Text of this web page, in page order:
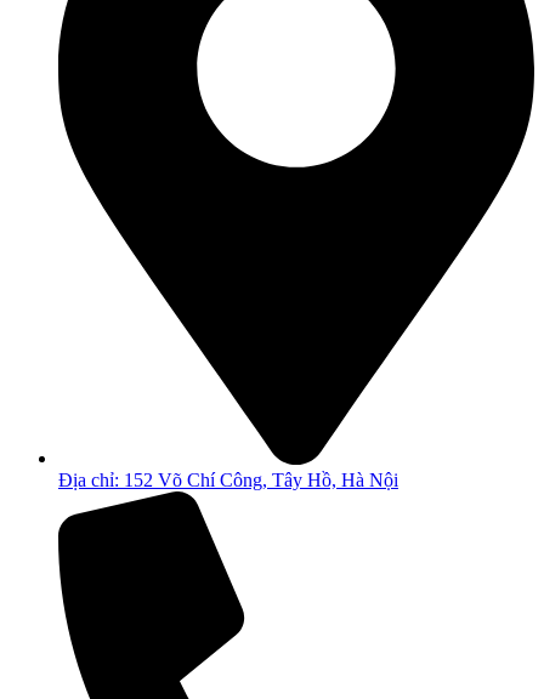
Địa chỉ: 152 Võ Chí Công, Tây Hồ, Hà Nội